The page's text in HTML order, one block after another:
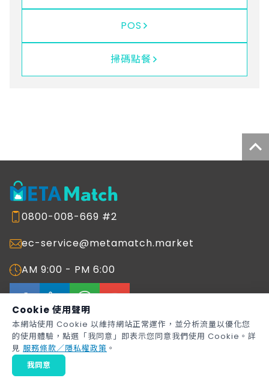
POS
掃碼點餐
0800-008-669 #2
ec-service@metamatch.market
AM 9:00 - PM 6:00
Copyright © 2026Metaage Corporation
METAMatch 生態圈媒合平台網站服務條款
Cookie 使用聲明
本網站使用 Cookie 以維持網站正常運作，並分析流量以優化您
的使用體驗，點選「我同意」即表示您同意我們使用 Cookie。詳
見 服務條款／隱私權政策 。
我同意